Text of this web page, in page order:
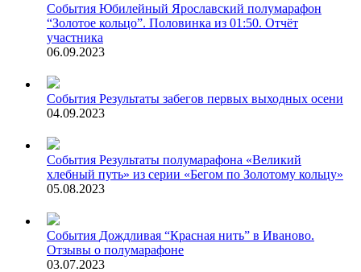
События Юбилейный Ярославский полумарафон
“Золотое кольцо”. Половинка из 01:50. Отчёт
участника
06.09.2023
События Результаты забегов первых выходных осени
04.09.2023
События Результаты полумарафона «Великий
хлебный путь» из серии «Бегом по Золотому кольцу»
05.08.2023
События Дождливая “Красная нить” в Иваново.
Отзывы о полумарафоне
03.07.2023